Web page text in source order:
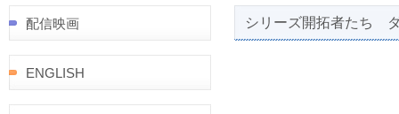
シリーズ開拓者たち
配信映画
ENGLISH